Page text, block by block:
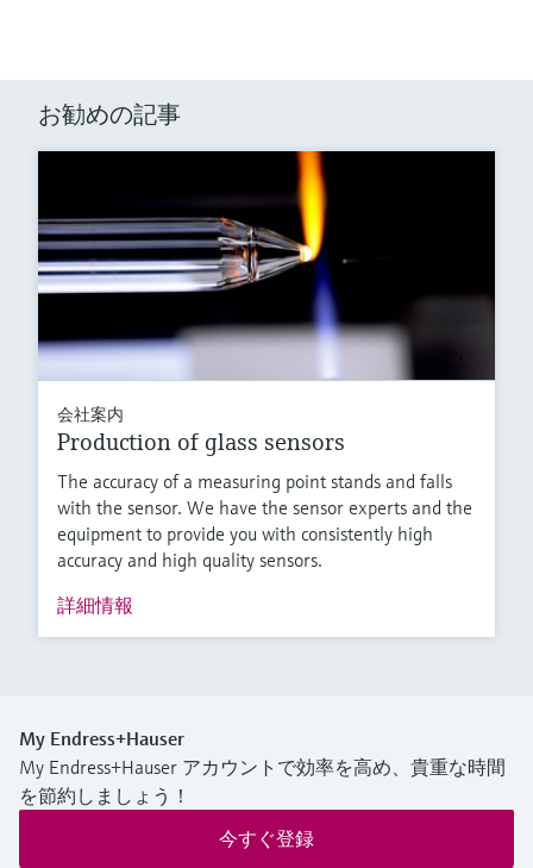
お勧めの記事
会社案内
Production of glass sensors
The accuracy of a measuring point stands and falls
with the sensor. We have the sensor experts and the
equipment to provide you with consistently high
accuracy and high quality sensors.
詳細情報
My Endress+Hauser
My Endress+Hauser アカウントで効率を高め、貴重な時間
を節約しましょう！
今すぐ登録